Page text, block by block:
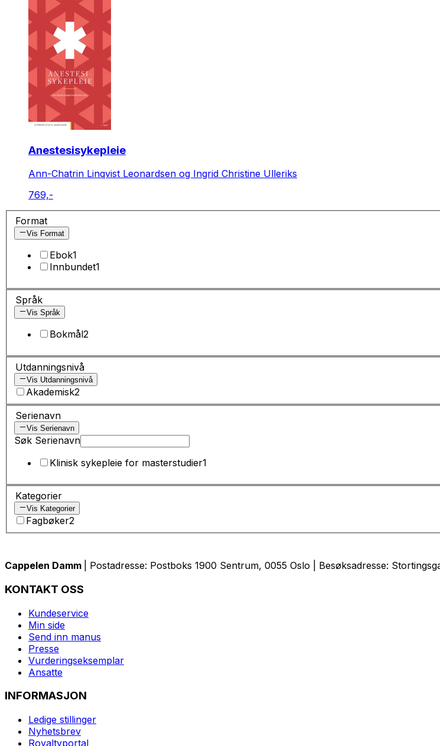
Anestesisykepleie
Ann-Chatrin Linqvist Leonardsen og Ingrid Christine Ulleriks
769,-
Format
Vis Format
Ebok1
Innbundet1
Språk
Vis Språk
Bokmål2
Utdanningsnivå
Vis Utdanningsnivå
Akademisk2
Serienavn
Vis Serienavn
Søk Serienavn
Klinisk sykepleie for masterstudier1
Kategorier
Vis Kategorier
Fagbøker2
Cappelen Damm | Postadresse: Postboks 1900 Sentrum, 0055 Oslo | Besøksadresse:
KONTAKT OSS
Kundeservice
Min side
Send inn manus
Presse
Vurderingseksemplar
Ansatte
INFORMASJON
Ledige stillinger
Nyhetsbrev
Royaltyportal